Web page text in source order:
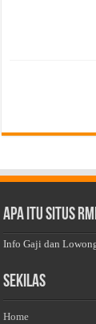
Apa Itu Situs
Info Gaji dan
Sekilas
Home